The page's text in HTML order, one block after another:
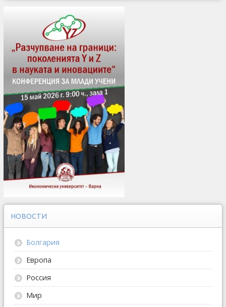
НОВОСТИ
Болгария
Европа
Россия
Мир